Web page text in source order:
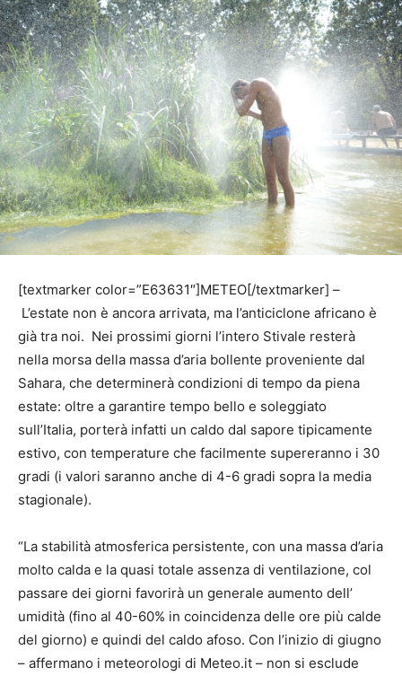
[textmarker color=”E63631″]METEO[/textmarker] –
L’estate non è ancora arrivata, ma l’anticiclone africano è
già tra noi. Nei prossimi giorni l’intero Stivale resterà
nella morsa della massa d’aria bollente proveniente dal
Sahara, che determinerà condizioni di tempo da piena
estate: oltre a garantire tempo bello e soleggiato
sull’Italia, porterà infatti un caldo dal sapore tipicamente
estivo, con temperature che facilmente supereranno i 30
gradi (i valori saranno anche di 4-6 gradi sopra la media
stagionale).
“La stabilità atmosferica persistente, con una massa d’aria
molto calda e la quasi totale assenza di ventilazione, col
passare dei giorni favorirà un generale aumento dell’
umidità (fino al 40-60% in coincidenza delle ore più calde
del giorno) e quindi del caldo afoso. Con l’inizio di giugno
– affermano i meteorologi di Meteo.it – non si esclude